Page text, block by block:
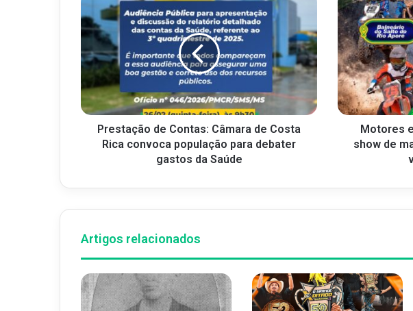
Prestação de Contas: Câmara de Costa
Rica convoca população para debater
gastos da Saúde
Motores
show de
Artigos relacionados